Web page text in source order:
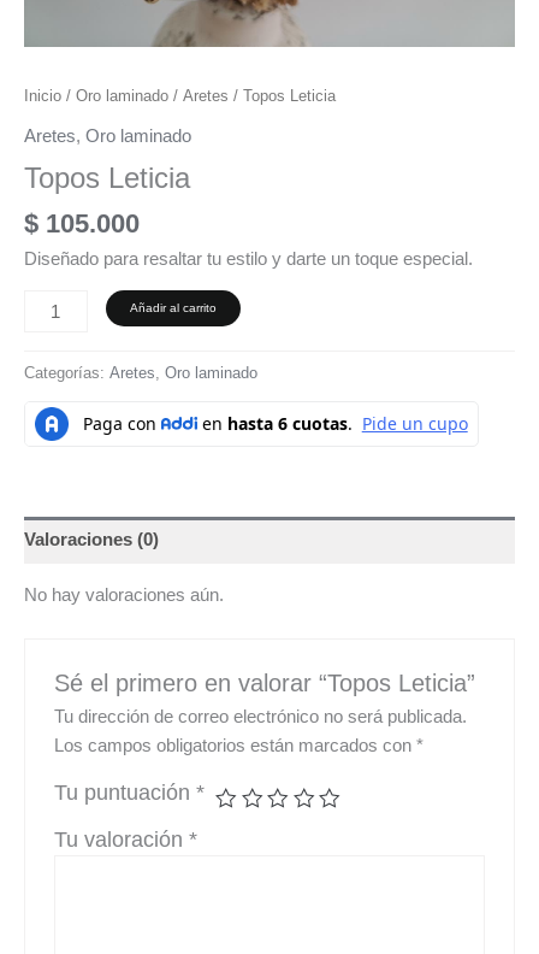
Inicio / Oro laminado / Aretes / Topos Leticia
Aretes, Oro laminado
Topos Leticia
$ 105.000
Diseñado para resaltar tu estilo y darte un toque especial.
Añadir al carrito
Categorías: Aretes, Oro laminado
Valoraciones (0)
No hay valoraciones aún.
Sé el primero en valorar “Topos Leticia”
Tu dirección de correo electrónico no será publicada.
Los campos obligatorios están marcados con*
Tu puntuación*
Tu valoración*